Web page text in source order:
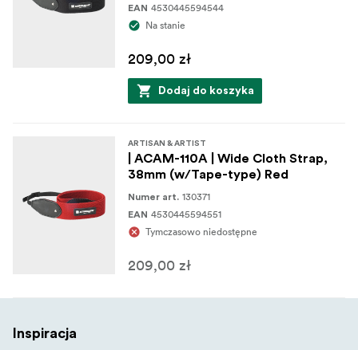
EAN 4530445594544
Na stanie
209,00 zł
Dodaj do koszyka
ARTISAN & ARTIST
| ACAM-110A | Wide Cloth Strap,
38mm (w/Tape-type) Red
Numer art. 130371
EAN 4530445594551
Tymczasowo niedostępne
209,00 zł
Inspiracja